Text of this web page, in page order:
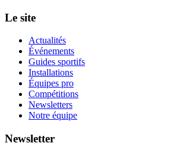
Le site
Actualités
Événements
Guides sportifs
Installations
Équipes pro
Compétitions
Newsletters
Notre équipe
Newsletter